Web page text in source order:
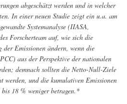
abgeschätzt werden und in welcher
In einer neuen Studie zeigt ein u.a. am
Systemanalyse (IIASA,
Forscherteam auf, wie sich die
Emissionen ändern, wenn die
aus der Perspektive der nationalen
demnach sollten die Netto-Null-Ziele
werden, und die kumulativen Emissionen
18 % weniger betragen.*